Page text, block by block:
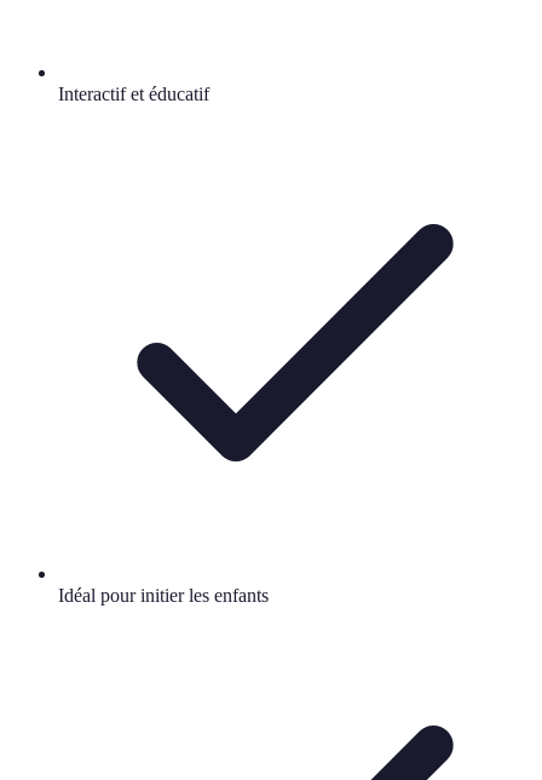
Interactif et éducatif
Idéal pour initier les enfants